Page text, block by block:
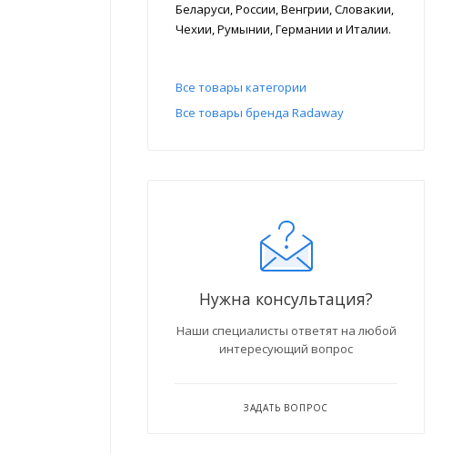
Беларуси, России, Венгрии, Словакии,
Чехии, Румынии, Германии и Италии.
Все товары категории
Все товары бренда Radaway
Нужна консультация?
Наши специалисты ответят на любой
интересующий вопрос
ЗАДАТЬ ВОПРОС